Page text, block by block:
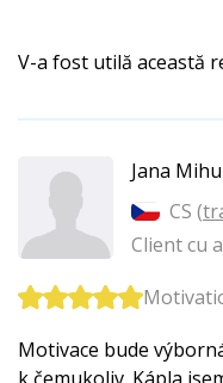
V-a fost utilă această
Jana
CS (
Client cu
Motivace bude